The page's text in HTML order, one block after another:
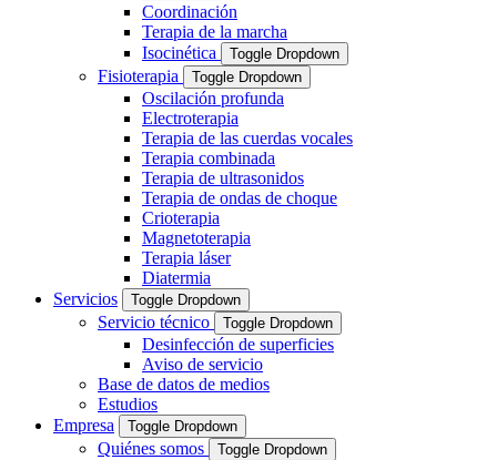
Coordinación
Terapia de la marcha
Isocinética
Toggle Dropdown
Fisioterapia Toggle Dropdown
Oscilación profunda
Electroterapia
Terapia de las cuerdas vocales
Terapia combinada
Terapia de ultrasonidos
Terapia de ondas de choque
Crioterapia
Magnetoterapia
Terapia láser
Diatermia
Servicios
Toggle Dropdown
Servicio técnico Toggle Dropdown
Desinfección de superficies
Aviso de servicio
Base de datos de medios
Estudios
Empresa
Toggle Dropdown
Quiénes somos Toggle Dropdown